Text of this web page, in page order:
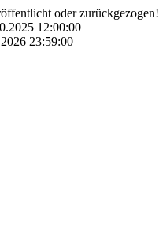
oder zurückgezogen!
12:00:00
23:59:00